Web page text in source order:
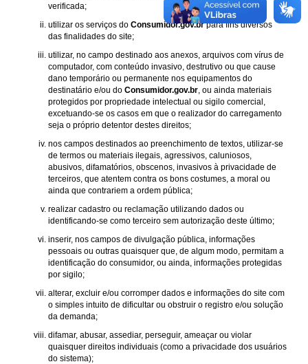
verificada;
utilizar os serviços do Consumidor.gov.brpara fins diversos
das finalidades do site;
utilizar, no campo destinado aos anexos, arquivos com vírus de
computador, com conteúdo invasivo, destrutivo ou que cause
dano temporário ou permanente nos equipamentos do
destinatário e/ou do Consumidor.gov.br , ou ainda materiais
protegidos por propriedade intelectual ou sigilo comercial,
excetuando-se os casos em que o realizador do carregamento
seja o próprio detentor destes direitos;
nos campos destinados ao preenchimento de textos, utilizar-se
de termos ou materiais ilegais, agressivos, caluniosos,
abusivos, difamatórios, obscenos, invasivos à privacidade de
terceiros, que atentem contra os bons costumes, a moral ou
ainda que contrariem a ordem pública;
realizar cadastro ou reclamação utilizando dados ou
identificando-se como terceiro sem autorização deste último;
inserir, nos campos de divulgação pública, informações
pessoais ou outras quaisquer que, de algum modo, permitam a
identificação do consumidor, ou ainda, informações protegidas
por sigilo;
alterar, excluir e/ou corromper dados e informações do site com
o simples intuito de dificultar ou obstruir o registro e/ou solução
da demanda;
difamar, abusar, assediar, perseguir, ameaçar ou violar
quaisquer direitos individuais (como a privacidade dos usuários
do sistema);